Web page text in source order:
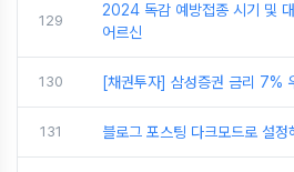
129
2024 독감 예방접종 시기 및
어르신
130 [채권투자] 삼성증권 금리 7%
131 블로그 포스팅 다크모드로 설정